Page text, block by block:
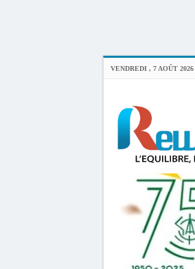
VENDREDI , 7 AOÛT 2026